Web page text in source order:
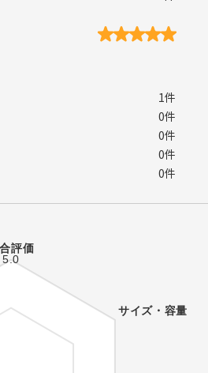
1件
0件
0件
0件
0件